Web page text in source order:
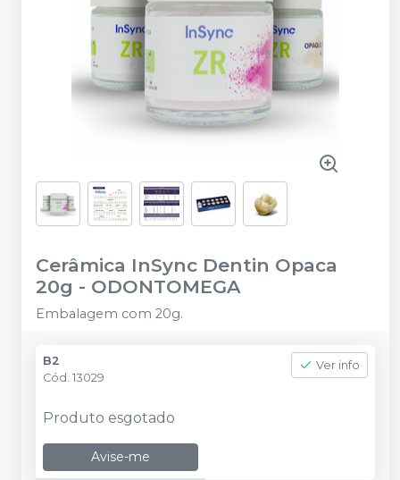
Cerâmica InSync Dentin Opaca
20g - ODONTOMEGA
Embalagem com 20g.
B2
Cód. 13029
Ver info
Produto esgotado
Avise-me